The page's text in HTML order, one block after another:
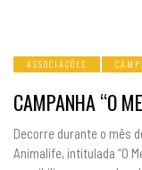
ASSOCIAÇÕES
CAMPANHA “O
Decorre durante o mês
Animalife, intitulada “O